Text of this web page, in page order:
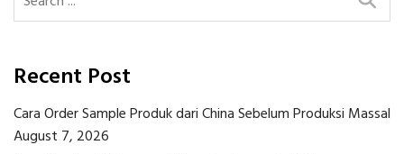
Recent Post
Cara Order Sample Produk dari China Sebelum Produksi Massal
August 7, 2026